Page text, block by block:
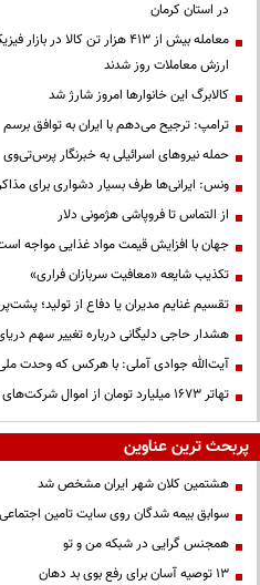
در استان کرمان
معامله بیش از ۴۱۳ هزار تن
ارزش معاملات روز شدند
کالابرگ این خانوارها امروز شارژ شد
ترامپ: ترجیح می‌دهم با ایران به توافق برسم
حمله نیروهای اسرائیلی به خبرنگار پرس‌تی‌وی
ونس: ایرانی‌ها طرف بسیار دشواری برای
از التماس تا فروپاشی هژمونی دلار
جهان با افزایش قیمت مواد غذایی مواجه
تکذیب شایعه «معافیت سربازان فراری»
تقسیم غنایم مدیران یا دفاع از تولید؛
هشدار حاجی دلیگانی درباره تغییر سهم
آیت‌الله جوادی آملی: با هرکس که وحدت ملی
تهاتر ۱۶۷۳ میلیارد تومان از اموال شرکت‌های تراستی
پربحث ترین عناوین
هشتمین کلان شهر ایران مشخص شد
سوابق بیمه شدگان روی سایت تامین اجتماعی
همجنس گرایی در شبکه من و تو
13 توصیه آسان برای رفع بوی بد دهان